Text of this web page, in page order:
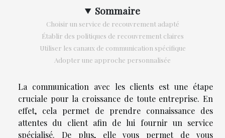
Sommaire
Choisir un service de recouvrement adapté
Établir des politiques de recouvrement claires
Utiliser les canaux de communication spécifique
Adopter une approche personnalisée
La communication avec les clients est une étape
cruciale pour la croissance de toute entreprise. En
effet, cela permet de prendre connaissance des
attentes du client afin de lui fournir un service
spécialisé. De plus, elle vous permet de vous